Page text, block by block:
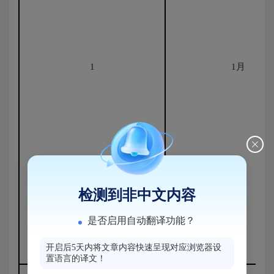
1 1月
检测到非中文内容
是否启用自动翻译功能？
开启后5天内将文章内容快速呈现对应浏览器设
置语言的译文！